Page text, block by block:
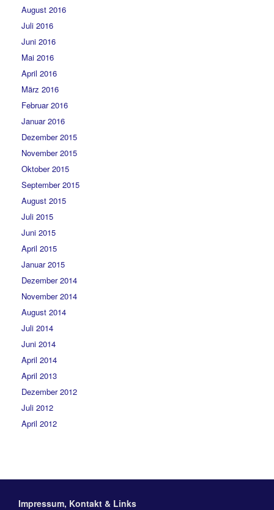
August 2016
Juli 2016
Juni 2016
Mai 2016
April 2016
März 2016
Februar 2016
Januar 2016
Dezember 2015
November 2015
Oktober 2015
September 2015
August 2015
Juli 2015
Juni 2015
April 2015
Januar 2015
Dezember 2014
November 2014
August 2014
Juli 2014
Juni 2014
April 2014
April 2013
Dezember 2012
Juli 2012
April 2012
Impressum, Kontakt & Links